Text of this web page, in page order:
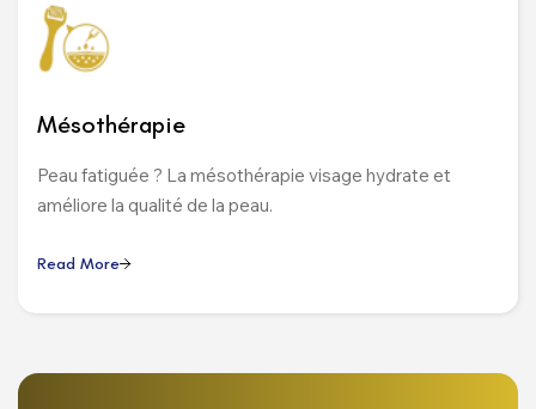
Mésothérapie
Peau fatiguée ? La mésothérapie visage hydrate et
améliore la qualité de la peau.
Read More